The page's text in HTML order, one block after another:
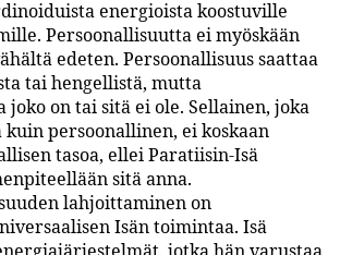
energioista koostuville
Persoonallisuutta ei myöskään
edeten. Persoonallisuus saattaa
tai hengellistä, mutta
joko on tai sitä ei ole. Sellainen, joka
persoonallinen, ei koskaan
tasoa, ellei Paratiisin-Isä
sitä anna.
lahjoittaminen on
Isän toimintaa. Isä